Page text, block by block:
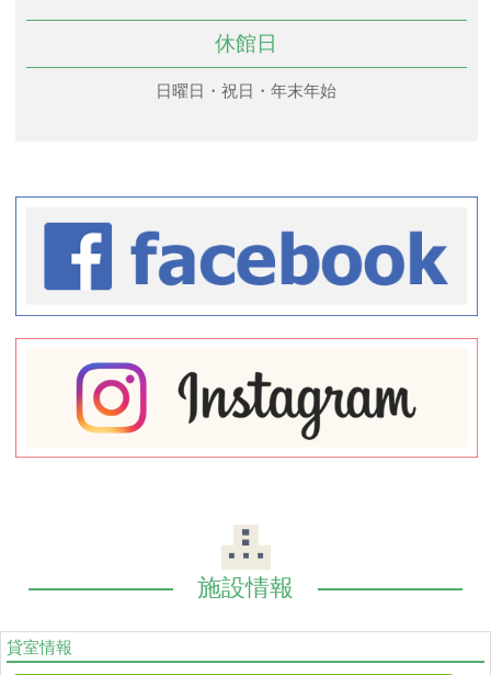
休館日
日曜日・祝日・年末年始
施設情報
貸室情報